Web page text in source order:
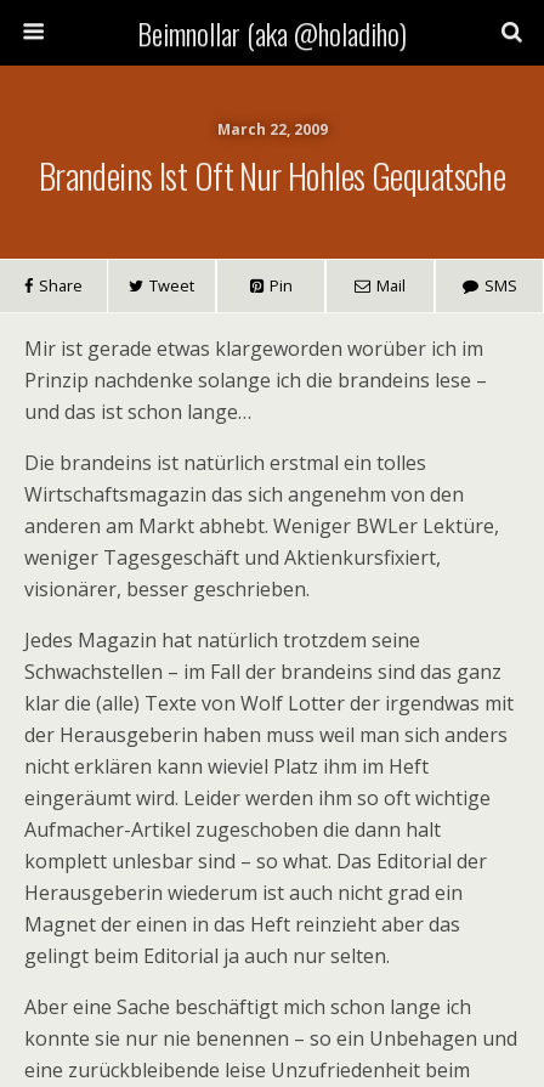
Beimnollar (aka @holadiho)
March 22, 2009
Brandeins Ist Oft Nur Hohles Gequatsche
Share Tweet Pin Mail SMS
Mir ist gerade etwas klargeworden worüber ich im
Prinzip nachdenke solange ich die brandeins lese –
und das ist schon lange…
Die brandeins ist natürlich erstmal ein tolles
Wirtschaftsmagazin das sich angenehm von den
anderen am Markt abhebt. Weniger BWLer Lektüre,
weniger Tagesgeschäft und Aktienkursfixiert,
visionärer, besser geschrieben.
Jedes Magazin hat natürlich trotzdem seine
Schwachstellen – im Fall der brandeins sind das ganz
klar die (alle) Texte von Wolf Lotter der irgendwas mit
der Herausgeberin haben muss weil man sich anders
nicht erklären kann wieviel Platz ihm im Heft
eingeräumt wird. Leider werden ihm so oft wichtige
Aufmacher-Artikel zugeschoben die dann halt
komplett unlesbar sind – so what. Das Editorial der
Herausgeberin wiederum ist auch nicht grad ein
Magnet der einen in das Heft reinzieht aber das
gelingt beim Editorial ja auch nur selten.
Aber eine Sache beschäftigt mich schon lange ich
konnte sie nur nie benennen – so ein Unbehagen und
eine zurückbleibende leise Unzufriedenheit beim